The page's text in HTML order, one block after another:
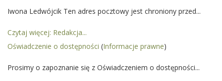
Iwona Ledwójcik Ten adres pocztowy jest chroniony przed...
Czytaj więcej: Redakcja...
Oświadczenie o dostępności (Informacje prawne)
Prosimy o zapoznanie się z Oświadczeniem o dostępności...